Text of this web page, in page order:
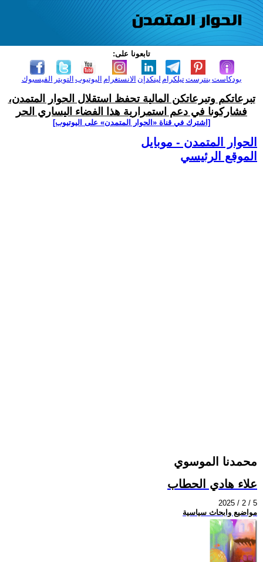
تابعونا على:
الفيسبوك التويتر اليوتيوب الانستغرام لينكدإن تيلكرامبنترست بودكاست
تبرعاتكم وتبرعاتكن المالية تحفظ استقلال الحوار المتمدن،
فشاركونا في دعم استمرارية هذا الفضاء اليساري الحر
[اشترك في قناة ‫«الحوار المتمدن» على اليوتيوب]
الحوار المتمدن - موبايل
الموقع الرئيسي
محمدنا الموسوي
علاء هادي الحطاب
2025 / 2 / 5
مواضيع وابحاث سياسية